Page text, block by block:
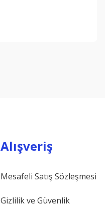
Alışveriş
Mesafeli Satış Sözleşmesi
Gizlilik ve Güvenlik